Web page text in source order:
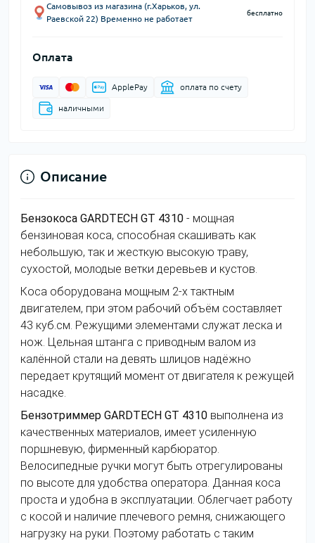
Самовывоз из магазина (г.Харьков, ул.
Раевской 22) Временно не работает
бесплатно
Оплата
ApplePay оплата по счету
наличными
Описание
Бензокоса GARDTECH GT 4310 - мощная
бензиновая коса, способная скашивать как
небольшую, так и жесткую высокую траву,
сухостой, молодые ветки деревьев и кустов.
Коса оборудована мощным 2-х тактным
двигателем, при этом рабочий объём составляет
43 куб.см. Режущими элементами служат леска и
нож. Цельная штанга с приводным валом из
калённой стали на девять шлицов надёжно
передает крутящий момент от двигателя к режущей
насадке.
Бензотриммер GARDTECH GT 4310 выполнена из
качественных материалов, имеет усиленную
поршневую, фирменный карбюратор.
Велосипедные ручки могут быть отрегулированы
по высоте для удобства оператора. Данная коса
проста и удобна в эксплуатации. Облегчает работу
с косой и наличие плечевого ремня, снижающего
нагрузку на руки. Поэтому работать с таким